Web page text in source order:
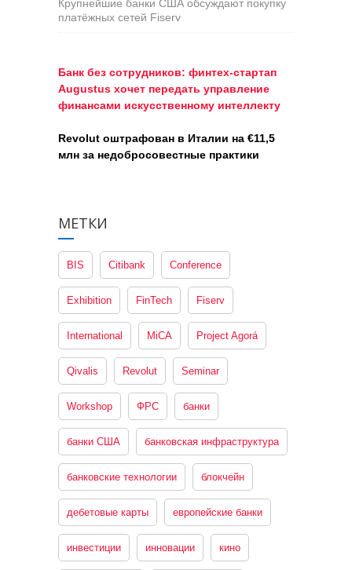
Крупнейшие банки США обсуждают покупку
платёжных сетей Fiserv
Банк без сотрудников: финтех-стартап
Augustus хочет передать управление
финансами искусственному интеллекту
Revolut оштрафован в Италии на €11,5
млн за недобросовестные практики
МЕТКИ
BIS Citibank Conference
Exhibition FinTech Fiserv
International MiCA Project Agorá
Qivalis Revolut Seminar
Workshop ФРС банки
банки США банковская инфраструктура
банковские технологии блокчейн
дебетовые карты европейские банки
инвестиции инновации кино